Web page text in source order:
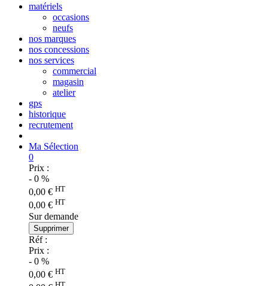
matériels
occasions
neufs
nos marques
nos concessions
nos services
commercial
magasin
atelier
gps
historique
recrutement
Ma Sélection
0
Prix :
- 0 %
0,00 € HT
0,00 € HT
Sur demande
Supprimer
Réf :
Prix :
- 0 %
0,00 € HT